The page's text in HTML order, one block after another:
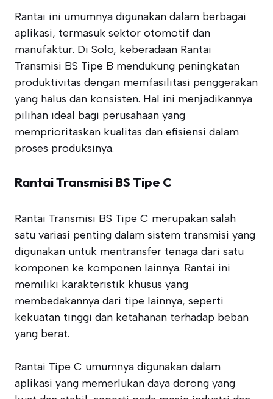
Rantai ini umumnya digunakan dalam berbagai
aplikasi, termasuk sektor otomotif dan
manufaktur. Di Solo, keberadaan Rantai
Transmisi BS Tipe B mendukung peningkatan
produktivitas dengan memfasilitasi penggerakan
yang halus dan konsisten. Hal ini menjadikannya
pilihan ideal bagi perusahaan yang
memprioritaskan kualitas dan efisiensi dalam
proses produksinya.
Rantai Transmisi BS Tipe C
Rantai Transmisi BS Tipe C merupakan salah
satu variasi penting dalam sistem transmisi yang
digunakan untuk mentransfer tenaga dari satu
komponen ke komponen lainnya. Rantai ini
memiliki karakteristik khusus yang
membedakannya dari tipe lainnya, seperti
kekuatan tinggi dan ketahanan terhadap beban
yang berat.
Rantai Tipe C umumnya digunakan dalam
aplikasi yang memerlukan daya dorong yang